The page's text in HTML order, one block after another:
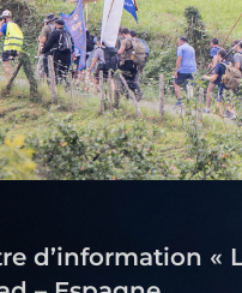
d’information «